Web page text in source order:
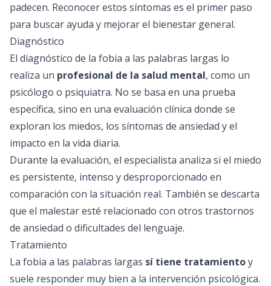
padecen. Reconocer estos síntomas es el primer paso
para buscar ayuda y mejorar el bienestar general.
Diagnóstico
El diagnóstico de la fobia a las palabras largas lo
realiza un profesional de la salud mental, como un
psicólogo o psiquiatra. No se basa en una prueba
específica, sino en una evaluación clínica donde se
exploran los miedos, los síntomas de ansiedad y el
impacto en la vida diaria.
Durante la evaluación, el especialista analiza si el miedo
es persistente, intenso y desproporcionado en
comparación con la situación real. También se descarta
que el malestar esté relacionado con otros trastornos
de ansiedad o dificultades del lenguaje.
Tratamiento
La fobia a las palabras largas sí tiene tratamientoy
suele responder muy bien a la intervención psicológica.